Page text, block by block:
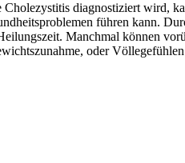
diagnostiziert wird,
führen kann.
Manchmal können
oder